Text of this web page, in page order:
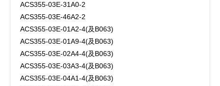
ACS355-03E-31A0-2
ACS355-03E-46A2-2
ACS355-03E-01A2-4(及B063)
ACS355-03E-01A9-4(及B063)
ACS355-03E-02A4-4(及B063)
ACS355-03E-03A3-4(及B063)
ACS355-03E-04A1-4(及B063)